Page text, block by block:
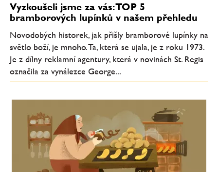
Vyzkoušeli jsme za vás: TOP 5
bramborových lupínků v našem přehledu
Novodobých historek, jak přišly bramborové lupínky na
světlo boží, je mnoho. Ta, která se ujala, je z roku 1973.
Je z dílny reklamní agentury, která v novinách St. Regis
označila za vynálezce George...